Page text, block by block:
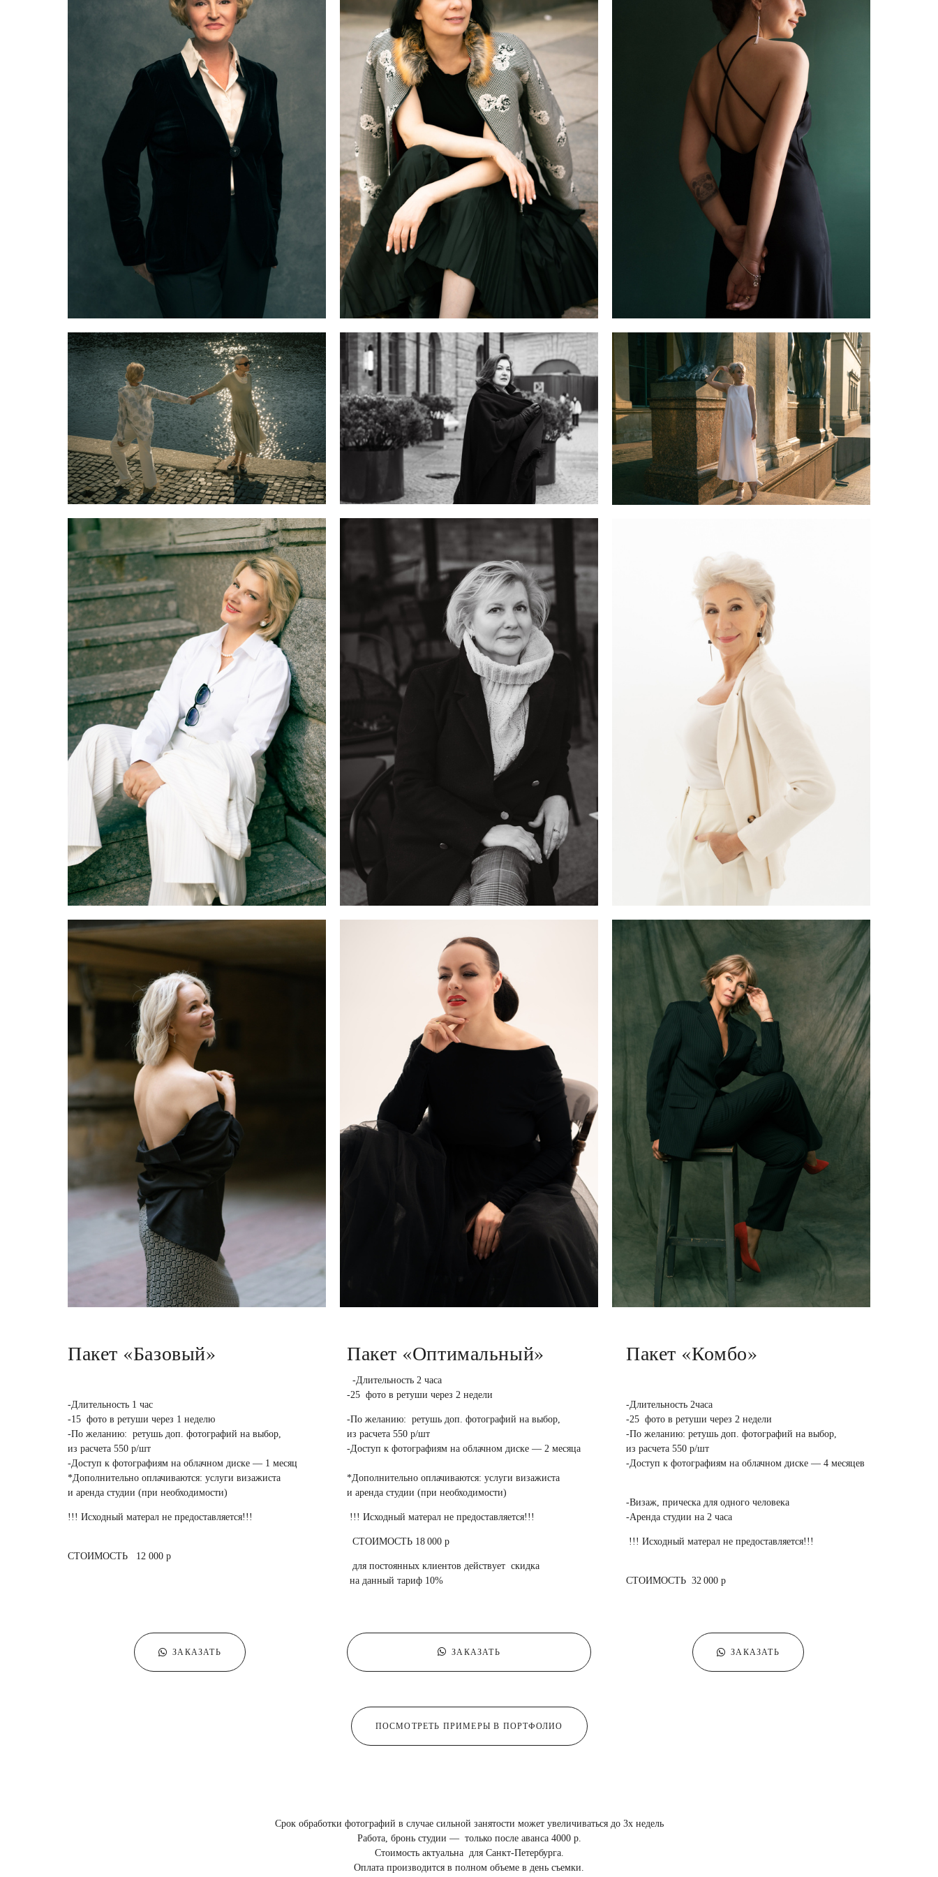
Пакет «Базовый»
-Длительность 1 час
-15 фото в ретуши через 1 неделю
-По желанию: ретушь доп. фотографий на выбор,
из расчета 550 р/шт
-Доступ к фотографиям на облачном диске — 1 месяц
*Дополнительно оплачиваются: услуги визажиста
и аренда студии (при необходимости)
!!! Исходный матерал не предоставляется!!!
СТОИМОСТЬ 12 000 р
ЗАКАЗАТЬ
Пакет «Оптимальный»
-Длительность 2 часа
-25 фото в ретуши через 2 недели
-По желанию: ретушь доп. фотографий на выбор,
из расчета 550 р/шт
-Доступ к фотографиям на облачном диске — 2 месяца
*Дополнительно оплачиваются: услуги визажиста
и аренда студии (при необходимости)
!!! Исходный матерал не предоставляется!!!
СТОИМОСТЬ 18 000 р
для постоянных клиентов действует скидка
на данный тариф 10%
ЗАКАЗАТЬ
Пакет «Комбо»
-Длительность 2часа
-25 фото в ретуши через 2 недели
-По желанию: ретушь доп. фотографий на выбор,
из расчета 550 р/шт
-Доступ к фотографиям на облачном диске — 4 месяцев
-Визаж, прическа для одного человека
-Аренда студии на 2 часа
!!! Исходный матерал не предоставляется!!!
СТОИМОСТЬ 32 000 р
ЗАКАЗАТЬ
ПОСМОТРЕТЬ ПРИМЕРЫ В ПОРТФОЛИО
Срок обработки фотографий в случае сильной занятости может увеличиваться до 3х недель
Работа, бронь студии — только после аванса 4000 р.
Стоимость актуальна для Санкт-Петербурга.
Оплата производится в полном объеме в день съемки.